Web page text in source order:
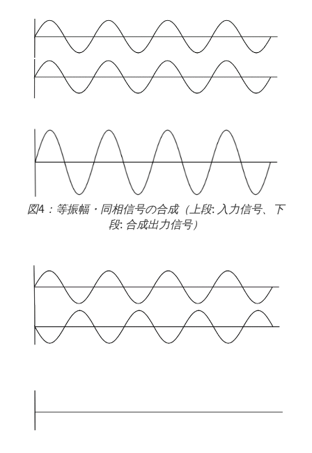
図4：等振幅・同相信号の合成（上段: 入力信号、下
段: 合成出力信号）